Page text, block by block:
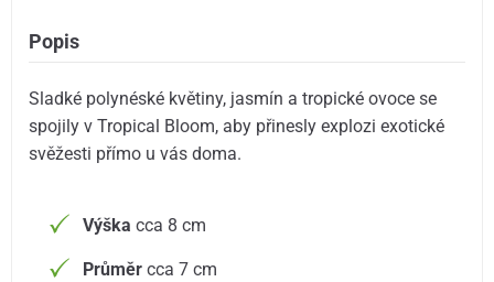
Popis
Sladké polynéské květiny, jasmín a tropické ovoce se
spojily v Tropical Bloom, aby přinesly explozi exotické
svěžesti přímo u vás doma.
Výška cca 8 cm
Průměr cca 7 cm